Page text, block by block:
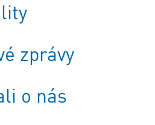
zprávy
o nás